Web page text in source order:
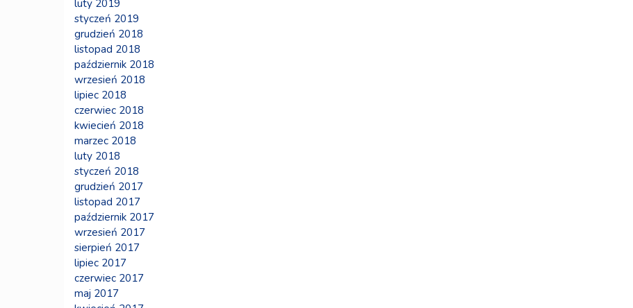
luty 2019
styczeń 2019
grudzień 2018
listopad 2018
październik 2018
wrzesień 2018
lipiec 2018
czerwiec 2018
kwiecień 2018
marzec 2018
luty 2018
styczeń 2018
grudzień 2017
listopad 2017
październik 2017
wrzesień 2017
sierpień 2017
lipiec 2017
czerwiec 2017
maj 2017